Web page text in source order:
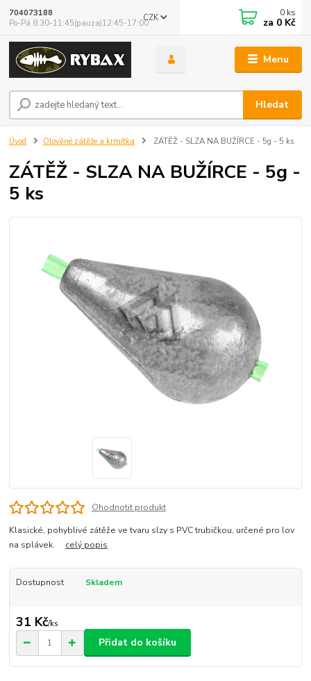
Menu
CZK
Hledat
704073188
Po-Pá 8:30-11:45(pauza)12:45-17:00
0 ks
za 0 Kč
Úvod Olověné zátěže a krmítka ZÁTĚŽ - SLZA NA BUŽÍRCE - 5g - 5 ks
ZÁTĚŽ - SLZA NA BUŽÍRCE - 5g -
5 ks
Ohodnotit produkt
Klasické, pohyblivé zátěže ve tvaru slzy s PVC trubičkou, určené pro lov
na splávek. celý popis
Dostupnost Skladem
31 Kč/ks
Přidat do košíku